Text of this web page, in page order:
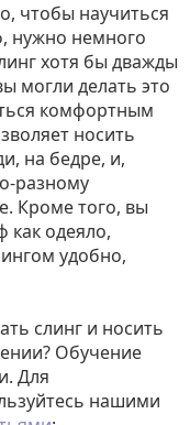
чтобы научиться
нужно немного
хотя бы дважды
могли делать это
комфортным
носить
на бедре, и,
разному
Кроме того, вы
как одеяло,
удобно,
слинг и носить
Обучение
Для
нашими